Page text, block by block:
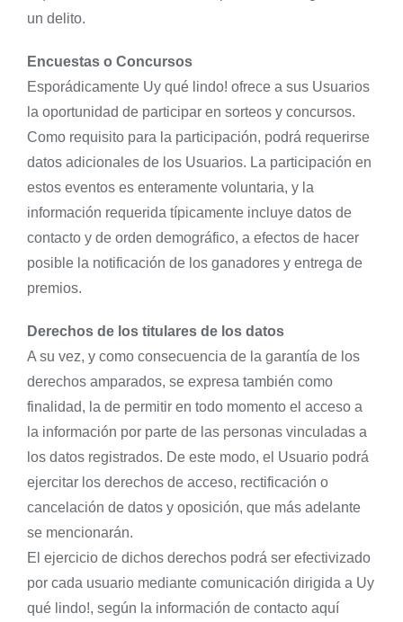
un delito.
Encuestas o Concursos
Esporádicamente Uy qué lindo! ofrece a sus Usuarios
la oportunidad de participar en sorteos y concursos.
Como requisito para la participación, podrá requerirse
datos adicionales de los Usuarios. La participación en
estos eventos es enteramente voluntaria, y la
información requerida típicamente incluye datos de
contacto y de orden demográfico, a efectos de hacer
posible la notificación de los ganadores y entrega de
premios.
Derechos de los titulares de los datos
A su vez, y como consecuencia de la garantía de los
derechos amparados, se expresa también como
finalidad, la de permitir en todo momento el acceso a
la información por parte de las personas vinculadas a
los datos registrados. De este modo, el Usuario podrá
ejercitar los derechos de acceso, rectificación o
cancelación de datos y oposición, que más adelante
se mencionarán.
El ejercicio de dichos derechos podrá ser efectivizado
por cada usuario mediante comunicación dirigida a Uy
qué lindo!, según la información de contacto aquí